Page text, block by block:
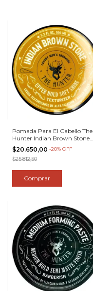
Pomada Para El Cabello The
Hunter Indian Brown Stone
100ml
$20.650,00 -20% OFF
$25.812,50